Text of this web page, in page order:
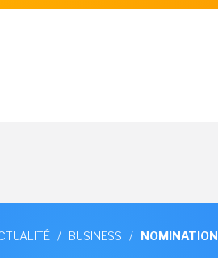
/ BUSINESS / NOMINATION